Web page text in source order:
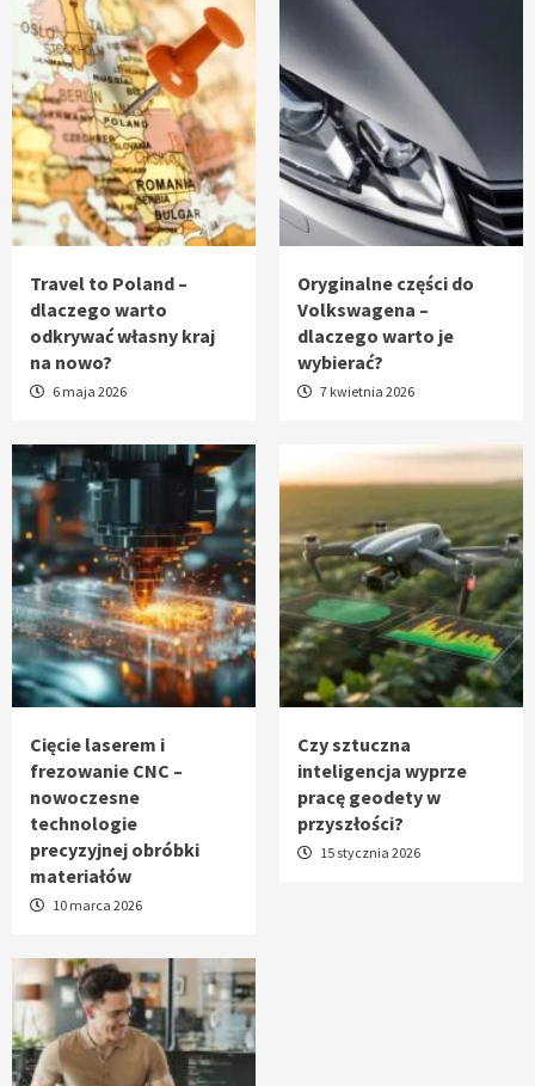
Travel to Poland –
dlaczego warto
odkrywać własny kraj
na nowo?
6 maja 2026
Oryginalne części do
Volkswagena –
dlaczego warto je
wybierać?
7 kwietnia 2026
Cięcie laserem i
frezowanie CNC –
nowoczesne
technologie
precyzyjnej obróbki
materiałów
10 marca 2026
Czy sztuczna
inteligencja wyprze
pracę geodety w
przyszłości?
15 stycznia 2026